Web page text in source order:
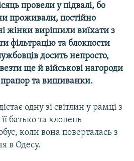
провели у підвалі, бо
проживали, постійно
жінки вирішили виїхати з
фільтрацію та блокпости
досить непросто,
ще й військові нагороди
прапор та вишиванки.
одну зі світлин у рамці з
батько та хлопець
коли вона поверталась з
в Одесу.